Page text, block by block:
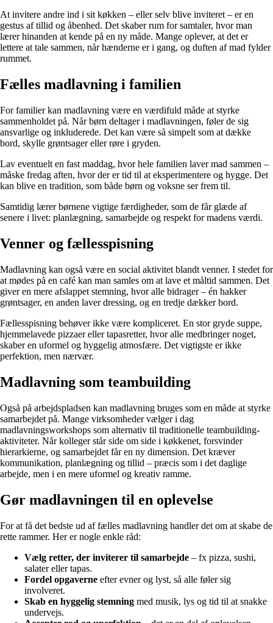
At invitere andre ind i sit køkken – eller selv blive inviteret – er en
gestus af tillid og åbenhed. Det skaber rum for samtaler, hvor man
lærer hinanden at kende på en ny måde. Mange oplever, at det er
lettere at tale sammen, når hænderne er i gang, og duften af mad fylder
rummet.
Fælles madlavning i familien
For familier kan madlavning være en værdifuld måde at styrke
sammenholdet på. Når børn deltager i madlavningen, føler de sig
ansvarlige og inkluderede. Det kan være så simpelt som at dække
bord, skylle grøntsager eller røre i gryden.
Lav eventuelt en fast maddag, hvor hele familien laver mad sammen –
måske fredag aften, hvor der er tid til at eksperimentere og hygge. Det
kan blive en tradition, som både børn og voksne ser frem til.
Samtidig lærer børnene vigtige færdigheder, som de får glæde af
senere i livet: planlægning, samarbejde og respekt for madens værdi.
Venner og fællesspisning
Madlavning kan også være en social aktivitet blandt venner. I stedet for
at mødes på en café kan man samles om at lave et måltid sammen. Det
giver en mere afslappet stemning, hvor alle bidrager – én hakker
grøntsager, en anden laver dressing, og en tredje dækker bord.
Fællesspisning behøver ikke være kompliceret. En stor gryde suppe,
hjemmelavede pizzaer eller tapasretter, hvor alle medbringer noget,
skaber en uformel og hyggelig atmosfære. Det vigtigste er ikke
perfektion, men nærvær.
Madlavning som teambuilding
Også på arbejdspladsen kan madlavning bruges som en måde at styrke
samarbejdet på. Mange virksomheder vælger i dag
madlavningsworkshops som alternativ til traditionelle teambuilding-
aktiviteter. Når kolleger står side om side i køkkenet, forsvinder
hierarkierne, og samarbejdet får en ny dimension. Det kræver
kommunikation, planlægning og tillid – præcis som i det daglige
arbejde, men i en mere uformel og kreativ ramme.
Gør madlavningen til en oplevelse
For at få det bedste ud af fælles madlavning handler det om at skabe de
rette rammer. Her er nogle enkle råd:
Vælg retter, der inviterer til samarbejde – fx pizza, sushi,
salater eller tapas.
Fordel opgaverne efter evner og lyst, så alle føler sig
involveret.
Skab en hyggelig stemning med musik, lys og tid til at snakke
undervejs.